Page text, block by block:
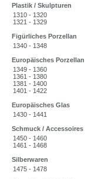
Plastik / Skulpturen
1310 - 1320
1321 - 1329
Figürliches Porzellan
1340 - 1348
Europäisches Porzellan
1349 - 1360
1361 - 1380
1381 - 1400
1401 - 1422
Europäisches Glas
1430 - 1441
Schmuck / Accessoires
1450 - 1460
1461 - 1468
Silberwaren
1475 - 1478